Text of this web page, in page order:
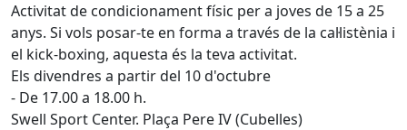
Activitat de condicionament físic per a joves de 15 a 25
anys. Si vols posar-te en forma a través de la cal·listènia i
el kick-boxing, aquesta és la teva activitat.
Els divendres a partir del 10 d'octubre
- De 17.00 a 18.00 h.
Swell Sport Center. Plaça Pere IV (Cubelles)